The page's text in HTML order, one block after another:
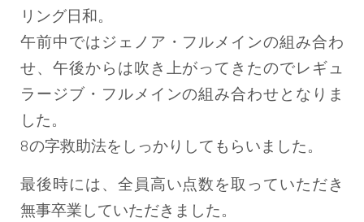
リング日和。
午前中ではジェノア・フルメインの組み合わ
せ、午後からは吹き上がってきたのでレギュ
ラージブ・フルメインの組み合わせとなりま
した。
8の字救助法をしっかりしてもらいました。
最後時には、全員高い点数を取っていただき
無事卒業していただきました。